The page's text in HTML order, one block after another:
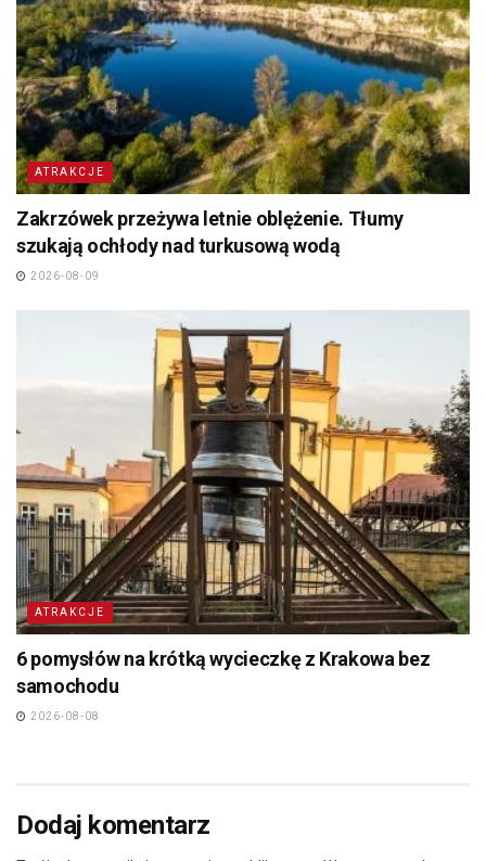
ATRAKCJE
Zakrzówek przeżywa letnie oblężenie. Tłumy
szukają ochłody nad turkusową wodą
2026-08-09
ATRAKCJE
6 pomysłów na krótką wycieczkę z Krakowa bez
samochodu
2026-08-08
Dodaj komentarz